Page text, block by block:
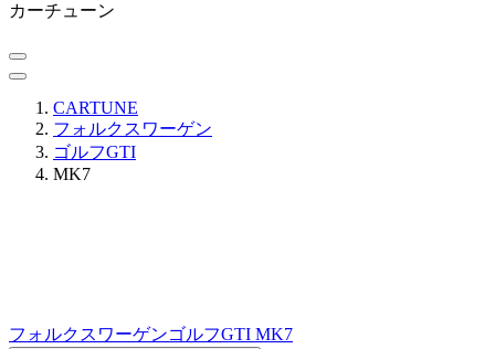
カーチューン
CARTUNE
フォルクスワーゲン
ゴルフGTI
MK7
フォルクスワーゲンゴルフGTI MK7